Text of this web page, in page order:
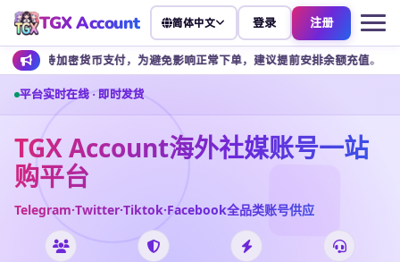
TGX Account 简体中文 登录 注册
币支付，为避免影响正常下单，建议提前安排余额充值。 客服
平台实时在线 · 即时发货
TGX Account海外社媒账号一站
购平台
Telegram·Twitter·Tiktok·Facebook全品类账号供应